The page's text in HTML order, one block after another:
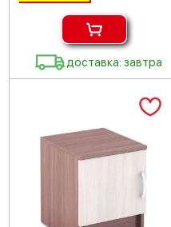
доставка: завтра